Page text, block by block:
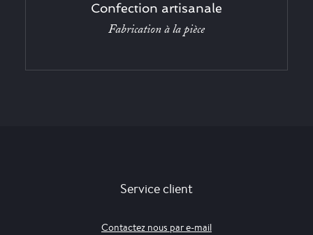
Confection artisanale
Fabrication à la pièce
Service client
Contactez nous par e-mail